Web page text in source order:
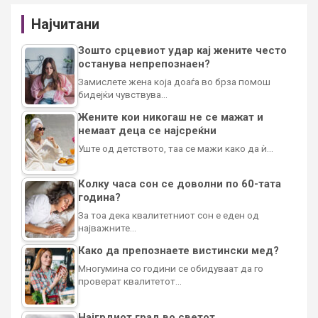
Најчитани
Зошто срцевиот удар кај жените често
останува непрепознаен?
Замислете жена која доаѓа во брза помош
бидејќи чувствува…
Жените кои никогаш не се мажат и
немаат деца се најсреќни
Уште од детството, таа се мажи како да ѝ…
Колку часа сон се доволни по 60-тата
година?
За тоа дека квалитетниот сон е еден од
најважните…
Како да препознаете вистински мед?
Многумина со години се обидуваат да го
проверат квалитетот…